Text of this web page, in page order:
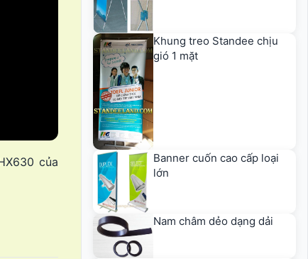
của
Khung treo Standee chịu
gió 1 mặt
Banner cuốn cao cấp loại
lớn
Nam châm dẻo dạng dải